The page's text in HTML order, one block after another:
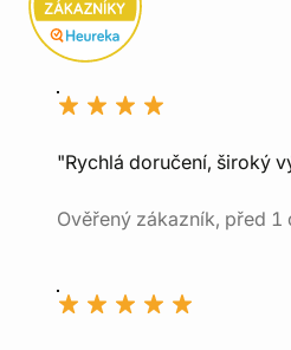
"Rychlá doručení, široký
Ověřený zákazník, před 1